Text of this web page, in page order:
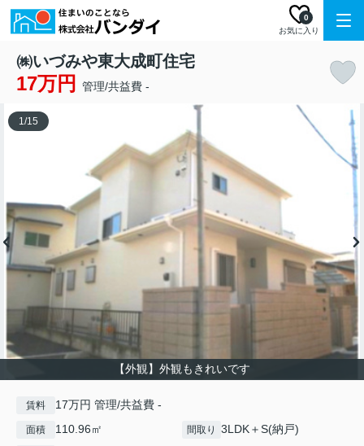
お気に入り
0
㈱いづみや東大成町住宅
17万円 管理/共益費 -
【外観】外観もきれいです
1/15
賃料 17万円 管理/共益費 -
面積 110.96㎡ 間取り 3LDK＋S(納戸)